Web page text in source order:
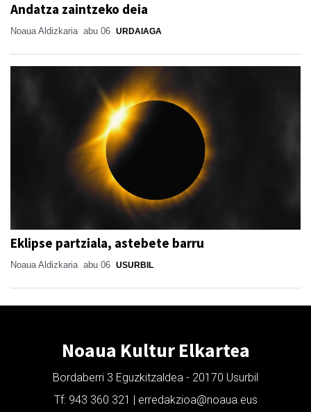
Andatza zaintzeko deia
Noaua Aldizkaria abu 06 URDAIAGA
Eklipse partziala, astebete barru
Noaua Aldizkaria abu 06 USURBIL
Noaua Kultur Elkartea
Bordaberri 3 Eguzkitzaldea - 20170 Usurbil
Tf: 943 360 321 | erredakzioa@noaua.eus